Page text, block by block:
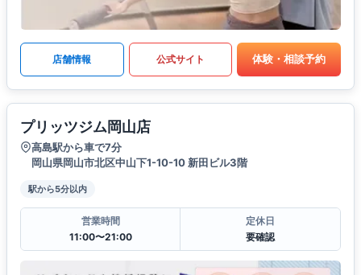
店舗情報 公式サイト 体験・相談予約
プリッツジム岡山店
高島駅から車で7分
岡山県岡山市北区中山下1-10-10 新田ビル3階
駅から5分以内
営業時間
11:00〜21:00
定休日
要確認